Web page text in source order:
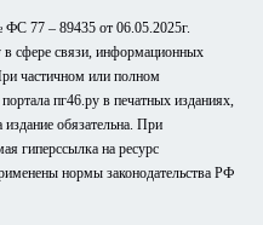
77 – 89435 от 06.05.2025г.
сфере связи, информационных
частичном или полном
пг46.ру в печатных изданиях,
обязательна. При
гиперссылка на ресурс
нормы законодательства РФ